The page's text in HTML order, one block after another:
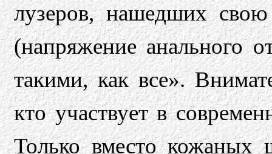
лузеров, нашедших
(напряжение анального
такими, как все».
кто участвует в
Только вместо